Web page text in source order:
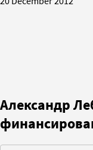
Александр